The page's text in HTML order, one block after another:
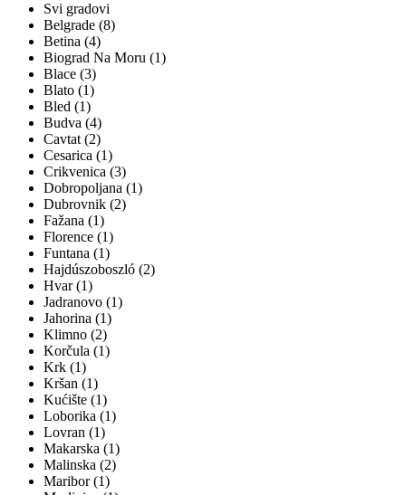
Svi gradovi
Belgrade (8)
Betina (4)
Biograd Na Moru (1)
Blace (3)
Blato (1)
Bled (1)
Budva (4)
Cavtat (2)
Cesarica (1)
Crikvenica (3)
Dobropoljana (1)
Dubrovnik (2)
Fažana (1)
Florence (1)
Funtana (1)
Hajdúszoboszló (2)
Hvar (1)
Jadranovo (1)
Jahorina (1)
Klimno (2)
Korčula (1)
Krk (1)
Kršan (1)
Kućište (1)
Loborika (1)
Lovran (1)
Makarska (1)
Malinska (2)
Maribor (1)